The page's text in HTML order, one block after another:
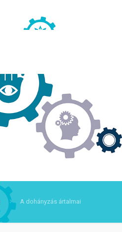
A dohányzás ártalmai